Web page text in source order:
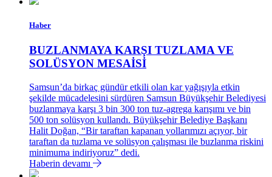
Haber
BUZLANMAYA KARŞI TUZLAMA VE
SOLÜSYON MESAİSİ
Samsun’da birkaç gündür etkili olan kar yağışıyla etkin
şekilde mücadelesini sürdüren Samsun Büyükşehir Belediyesi
buzlanmaya karşı 3 bin 300 ton tuz-agrega karışımı ve bin
500 ton solüsyon kullandı. Büyükşehir Belediye Başkanı
Halit Doğan, “Bir taraftan kapanan yollarımızı açıyor, bir
taraftan da tuzlama ve solüsyon çalışması ile buzlanma riskini
minimuma indiriyoruz” dedi.
Haberin devamı